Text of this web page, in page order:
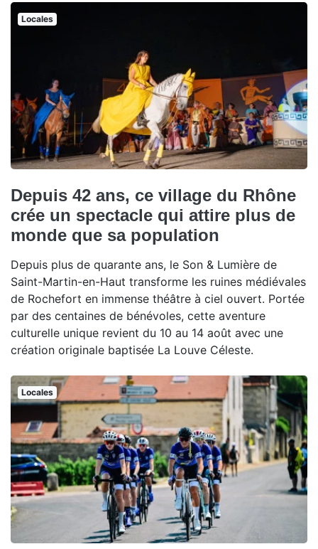
Locales
Depuis 42 ans, ce village du Rhône
crée un spectacle qui attire plus de
monde que sa population
Depuis plus de quarante ans, le Son & Lumière de
Saint-Martin-en-Haut transforme les ruines médiévales
de Rochefort en immense théâtre à ciel ouvert. Portée
par des centaines de bénévoles, cette aventure
culturelle unique revient du 10 au 14 août avec une
création originale baptisée La Louve Céleste.
Locales